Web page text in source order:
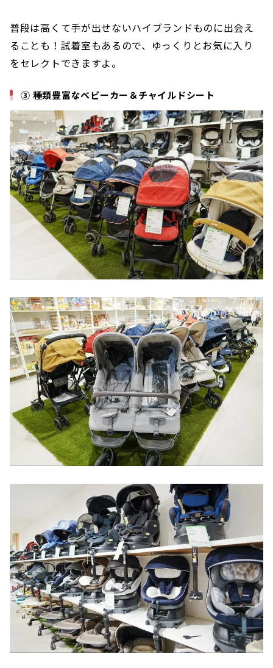
普段は高くて手が出せないハイブランドものに出会え
ることも！試着室もあるので、ゆっくりとお気に入り
をセレクトできますよ。
③ 種類豊富なベビーカー＆チャイルドシート